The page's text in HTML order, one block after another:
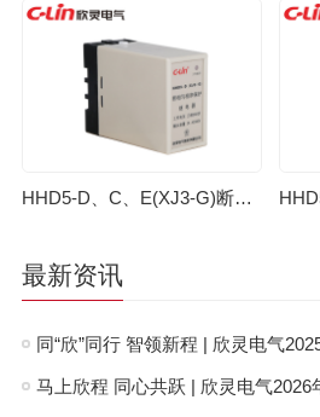
HHD5-D、C、E(XJ3-G)断相相序继电器（老款）
最新资讯